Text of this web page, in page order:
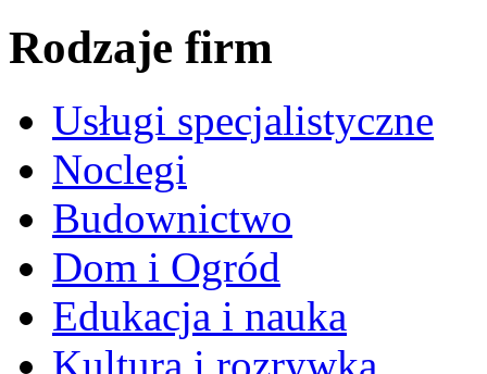
Rodzaje firm
Usługi specjalistyczne
Noclegi
Budownictwo
Dom i Ogród
Edukacja i nauka